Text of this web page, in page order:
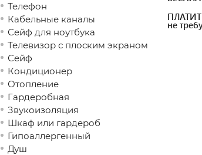
Телефон
Кабельные каналы
Сейф для ноутбука
Телевизор с плоским экраном
Сейф
Кондиционер
Отопление
Гардеробная
Звукоизоляция
Шкаф или гардероб
Гипоаллергенный
Душ
не